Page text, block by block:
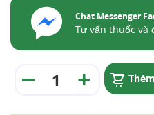
Chat Messenger
Tư vấn thuốc và